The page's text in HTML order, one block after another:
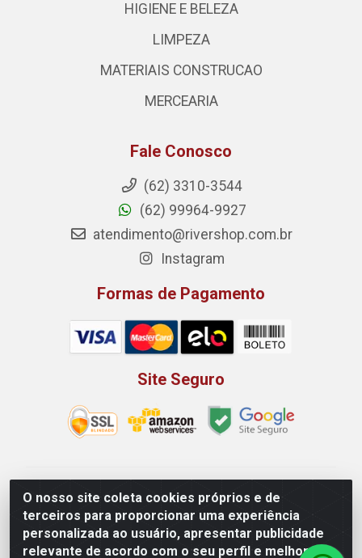
O nosso site coleta cookies próprios e de
terceiros para proporcionar uma experiência
personalizada ao usuário, apresentar publicidade
relevante de acordo com o seu perfil e melhorar a
HIGIENE E BELEZA
LIMPEZA
MATERIAIS CONSTRUCAO
MERCEARIA
Fale Conosco
(62) 3310-3544
(62) 99964-9927
atendimento@rivershop.com.br
Instagram
Formas de Pagamento
Site Seguro
Rio Vermelho Distribuição de Alimentos LTDA - Rodovia
BR, 153, KM 52 N 00 QD 00 LT 16 - Bairro Jardim
Eldorado, Anápolis/GO - CEP 75.045-190 - CNPJ
10.912.900/0002-40